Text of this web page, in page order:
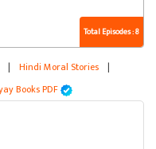
Total Episodes : 8
| Hindi Moral Stories |
Books PDF